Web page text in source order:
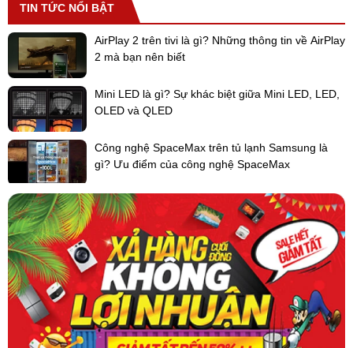
TIN TỨC NỔI BẬT
AirPlay 2 trên tivi là gì? Những thông tin về AirPlay
2 mà bạn nên biết
Mini LED là gì? Sự khác biệt giữa Mini LED, LED,
OLED và QLED
Công nghệ SpaceMax trên tủ lạnh Samsung là
gì? Ưu điểm của công nghệ SpaceMax